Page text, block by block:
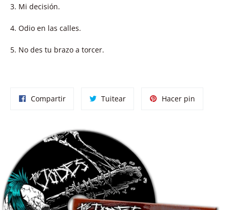
3. Mi decisión.
4. Odio en las calles.
5. No des tu brazo a torcer.
CompartirCompartir TuitearTuitear
Hacer pin